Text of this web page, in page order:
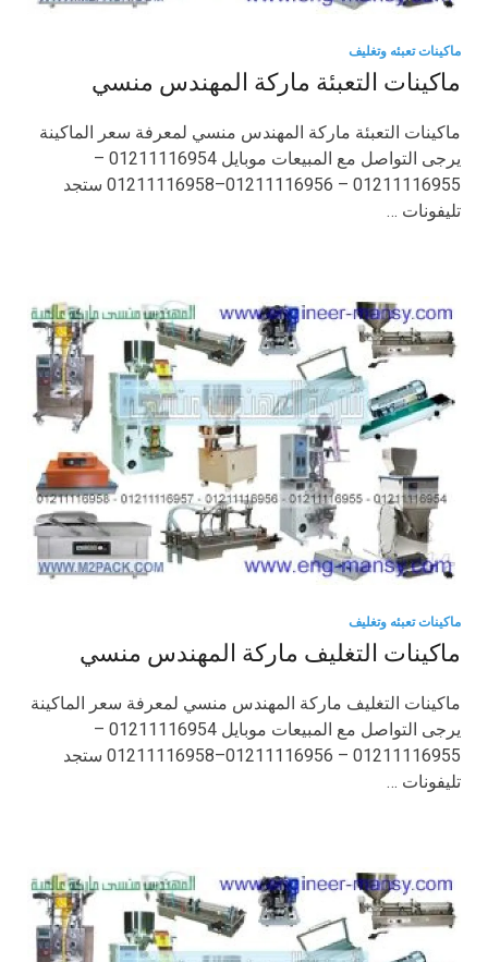
ماكينات تعبئه وتغليف
ماكينات التعبئة ماركة المهندس منسي
ماكينات التعبئة ماركة المهندس منسي لمعرفة سعر الماكينة
يرجى التواصل مع المبيعات موبايل 01211116954 –
01211116955 – 01211116956–01211116958 ستجد
تليفونات …
ماكينات تعبئه وتغليف
ماكينات التغليف ماركة المهندس منسي
ماكينات التغليف ماركة المهندس منسي لمعرفة سعر الماكينة
يرجى التواصل مع المبيعات موبايل 01211116954 –
01211116955 – 01211116956–01211116958 ستجد
تليفونات …